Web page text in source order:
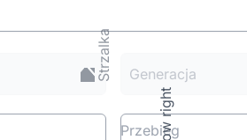
Generacja
Przebieg